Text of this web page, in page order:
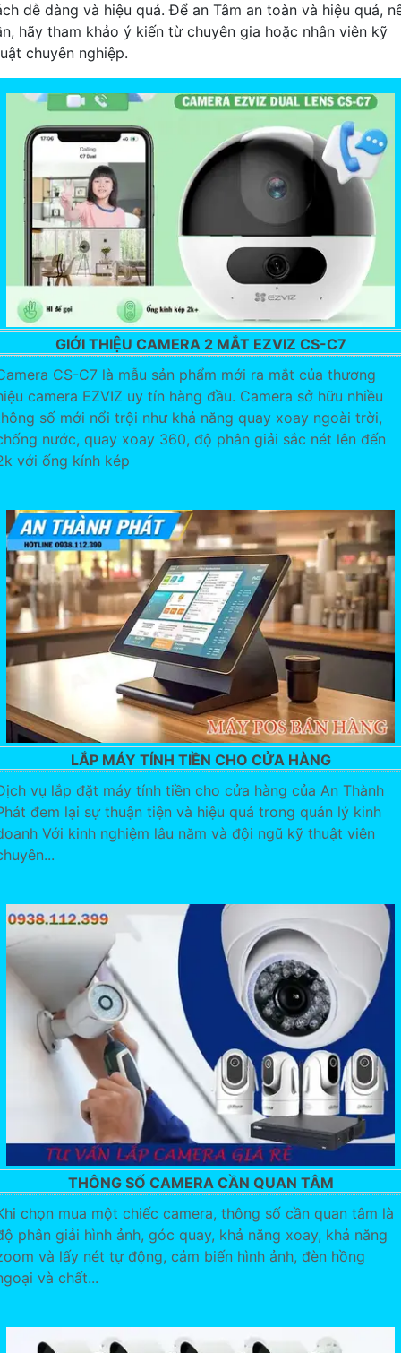
dễ dàng và hiệu quả. Để an Tâm an toàn và hiệu quả,
hãy tham khảo ý kiến từ chuyên gia hoặc nhân viên kỹ
chuyên nghiệp.
GIỚI THIỆU CAMERA 2 MẮT EZVIZ CS-C7
CS-C7 là mẫu sản phẩm mới ra mắt của thương
camera EZVIZ uy tín hàng đầu. Camera sở hữu nhiều
số mới nổi trội như khả năng quay xoay ngoài trời,
nước, quay xoay 360, độ phân giải sắc nét lên đến
với ống kính kép
LẮP MÁY TÍNH TIỀN CHO CỬA HÀNG
vụ lắp đặt máy tính tiền cho cửa hàng của An Thành
đem lại sự thuận tiện và hiệu quả trong quản lý kinh
Với kinh nghiệm lâu năm và đội ngũ kỹ thuật viên
THÔNG SỐ CAMERA CẦN QUAN TÂM
chọn mua một chiếc camera, thông số cần quan tâm là
phân giải hình ảnh, góc quay, khả năng xoay, khả năng
và lấy nét tự động, cảm biến hình ảnh, đèn hồng
và chất...